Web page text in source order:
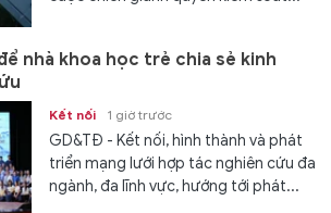
nhà khoa học trẻ chia sẻ kinh
Kết nối 1 giờ trước
GD&TĐ - Kết nối, hình thành và phát
triển mạng lưới hợp tác nghiên cứu đa
ngành, đa lĩnh vực, hướng tới phát...